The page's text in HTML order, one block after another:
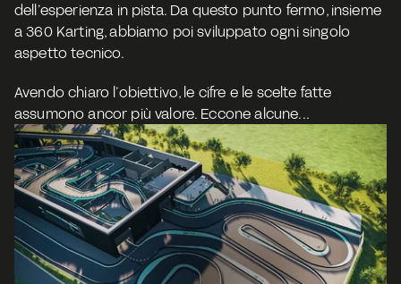
dell’esperienza in pista. Da questo punto fermo, insieme
a 360 Karting, abbiamo poi sviluppato ogni singolo
aspetto tecnico.
Avendo chiaro l’obiettivo, le cifre e le scelte fatte
assumono ancor più valore. Eccone alcune...